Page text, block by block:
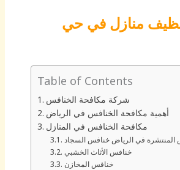
منازل في حي
Table of Contents
شركة مكافحة الخنافس
أهمية مكافحة الخنافس في الرياض
المنتشرة في الرياض خنافس السجاد
خنافس الأثاث الخشبي
خنافس المخازن